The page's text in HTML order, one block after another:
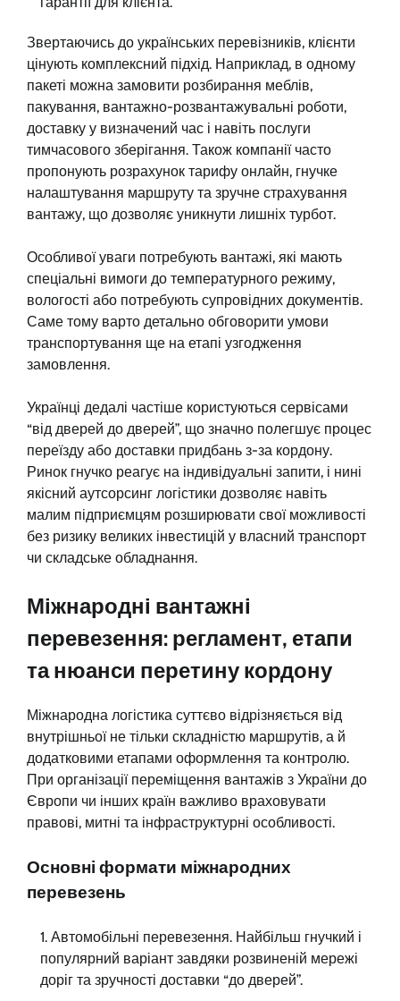
Звертаючись до українських перевізників, клієнти
цінують комплексний підхід. Наприклад, в одному
пакеті можна замовити розбирання меблів,
пакування, вантажно-розвантажувальні роботи,
доставку у визначений час і навіть послуги
тимчасового зберігання. Також компанії часто
пропонують розрахунок тарифу онлайн, гнучке
налаштування маршруту та зручне страхування
вантажу, що дозволяє уникнути лишніх турбот.
Особливої уваги потребують вантажі, які мають
спеціальні вимоги до температурного режиму,
вологості або потребують супровідних документів.
Саме тому варто детально обговорити умови
транспортування ще на етапі узгодження
замовлення.
Українці дедалі частіше користуються сервісами
“від дверей до дверей”, що значно полегшує процес
переїзду або доставки придбань з-за кордону.
Ринок гнучко реагує на індивідуальні запити, і нині
якісний аутсорсинг логістики дозволяє навіть
малим підприємцям розширювати свої можливості
без ризику великих інвестицій у власний транспорт
чи складське обладнання.
Міжнародні вантажні
перевезення: регламент, етапи
та нюанси перетину кордону
Міжнародна логістика суттєво відрізняється від
внутрішньої не тільки складністю маршрутів, а й
додатковими етапами оформлення та контролю.
При організації переміщення вантажів з України до
Європи чи інших країн важливо враховувати
правові, митні та інфраструктурні особливості.
Основні формати міжнародних
перевезень
Автомобільні перевезення. Найбільш гнучкий і
популярний варіант завдяки розвиненій мережі
доріг та зручності доставки “до дверей”.